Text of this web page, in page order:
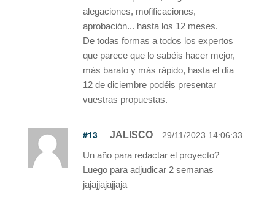
alegaciones, mofificaciones,
aprobación... hasta los 12 meses.
De todas formas a todos los expertos
que parece que lo sabéis hacer mejor,
más barato y más rápido, hasta el día
12 de diciembre podéis presentar
vuestras propuestas.
#13 JALISCO 29/11/2023 14:06:33
Un año para redactar el proyecto?
Luego para adjudicar 2 semanas
jajajjajajjaja